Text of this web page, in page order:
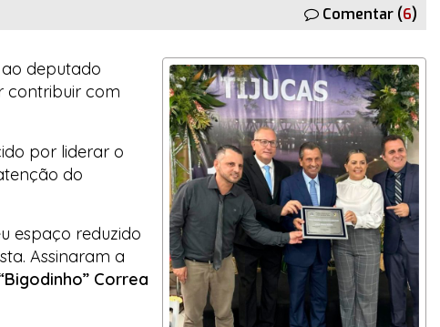
Comentar (6)
deputado
contribuir com
por liderar o
do
espaço reduzido
Assinaram a
Correa